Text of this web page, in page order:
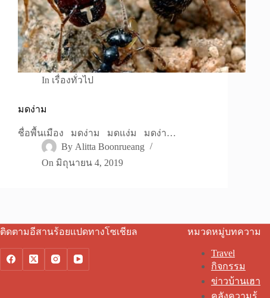
In เรื่องทั่วไป
มดง่าม
ชื่อพื้นเมือง มดง่าม มดแง่ม มดง่า…
By Alitta Boonrueang
On มิถุนายน 4, 2019
ติดตามอีสานร้อยแปดทางโซเชียล หมวดหมู่บทความ
Travel
กิจกรรม
ข่าวบ้านเฮา